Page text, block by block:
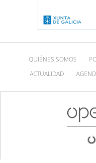
QUIÉNES SOMOS
ACTUALIDAD